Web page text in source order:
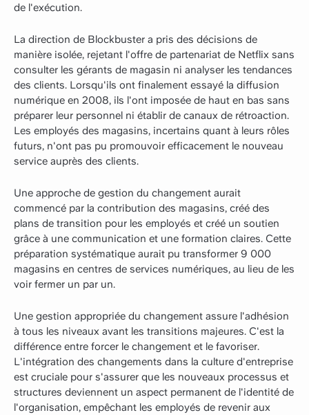
de l'exécution.
La direction de Blockbuster a pris des décisions de
manière isolée, rejetant l'offre de partenariat de Netflix sans
consulter les gérants de magasin ni analyser les tendances
des clients. Lorsqu'ils ont finalement essayé la diffusion
numérique en 2008, ils l'ont imposée de haut en bas sans
préparer leur personnel ni établir de canaux de rétroaction.
Les employés des magasins, incertains quant à leurs rôles
futurs, n'ont pas pu promouvoir efficacement le nouveau
service auprès des clients.
Une approche de gestion du changement aurait
commencé par la contribution des magasins, créé des
plans de transition pour les employés et créé un soutien
grâce à une communication et une formation claires. Cette
préparation systématique aurait pu transformer 9 000
magasins en centres de services numériques, au lieu de les
voir fermer un par un.
Une gestion appropriée du changement assure l'adhésion
à tous les niveaux avant les transitions majeures. C'est la
différence entre forcer le changement et le favoriser.
L'intégration des changements dans la culture d'entreprise
est cruciale pour s'assurer que les nouveaux processus et
structures deviennent un aspect permanent de l'identité de
l'organisation, empêchant les employés de revenir aux